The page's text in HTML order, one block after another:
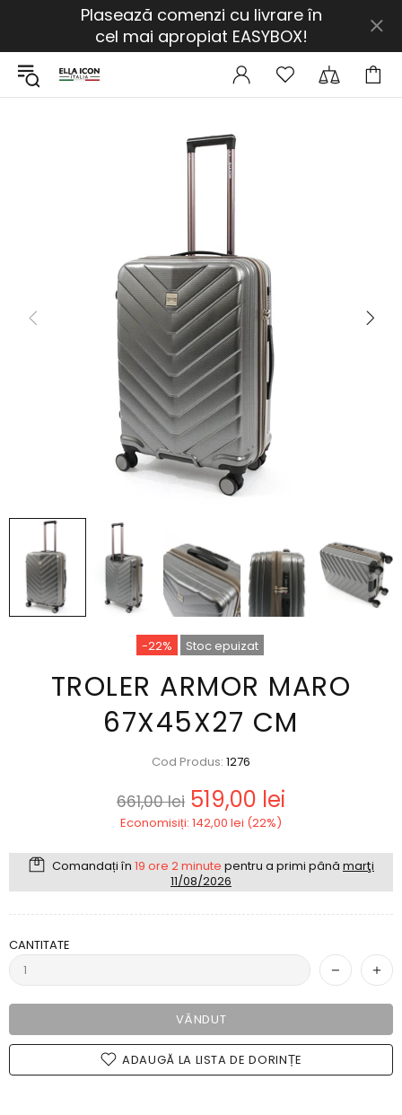
Plasează comenzi cu livrare în
cel mai apropiat EASYBOX!
-22% Stoc epuizat
TROLER ARMOR MARO
67X45X27 CM
Cod Produs: 1276
661,00 lei 519,00 lei
Economisiți: 142,00 lei (22%)
Comandați în 19 ore 2 minute pentru a primi până marţi
11/08/2026
CANTITATE
VÂNDUT
ADAUGĂ LA LISTA DE DORINȚE